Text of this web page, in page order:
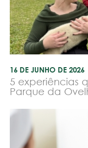
16 DE JUNHO DE 2026
5 experiências
Parque da